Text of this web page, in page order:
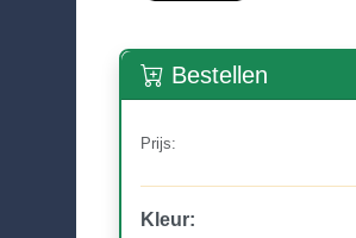
Bestellen
Prijs:
Kleur: